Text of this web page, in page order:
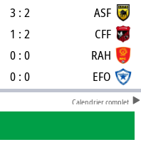
3 : 2 ASF
1 : 2 CFF
0 : 0 RAH
0 : 0 EFO
Calendrier complet